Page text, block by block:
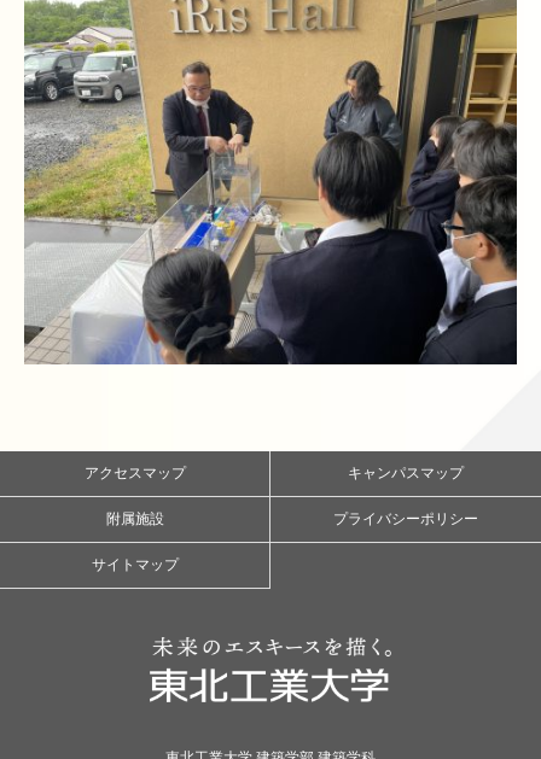
アクセスマップ キャンパスマップ
附属施設 プライバシーポリシー
サイトマップ